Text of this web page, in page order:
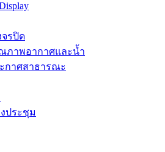
จรปิด
ภาพอากาศและน้ำ
กาศสาธารณะ
ประชุม